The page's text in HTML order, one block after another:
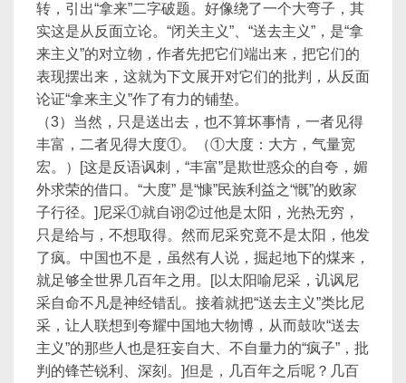
转，引出“拿来”二字破题。好像绕了一个大弯子，其
实这是从反面立论。“闭关主义”、“送去主义”，是“拿
来主义”的对立物，作者先把它们端出来，把它们的
表现摆出来，这就为下文展开对它们的批判，从反面
论证“拿来主义”作了有力的铺垫。
（3）当然，只是送出去，也不算坏事情，一者见得
丰富，二者见得大度①。（①大度：大方，气量宽
宏。）[这是反语讽刺，“丰富”是欺世惑众的自夸，媚
外求荣的借口。“大度” 是“慷”民族利益之“慨”的败家
子行径。]尼采①就自诩②过他是太阳，光热无穷，
只是给与，不想取得。然而尼采究竟不是太阳，他发
了疯。中国也不是，虽然有人说，掘起地下的煤来，
就足够全世界几百年之用。[以太阳喻尼采，讥讽尼
采自命不凡是神经错乱。接着就把“送去主义”类比尼
采，让人联想到夸耀中国地大物博，从而鼓吹“送去
主义”的那些人也是狂妄自大、不自量力的“疯子”，批
判的锋芒锐利、深刻。]但是，几百年之后呢？几百